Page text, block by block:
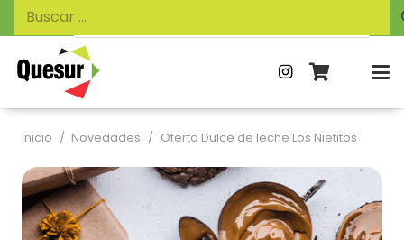
de
productos
Buscar:
Inicio / Novedades / Oferta Dulce de leche Los Nietitos